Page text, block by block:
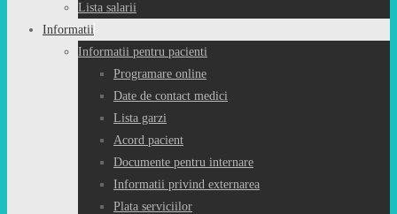
Lista salarii
Informatii
Informatii pentru pacienti
Programare online
Date de contact medici
Lista garzi
Acord pacient
Documente pentru internare
Informatii privind externarea
Plata serviciilor